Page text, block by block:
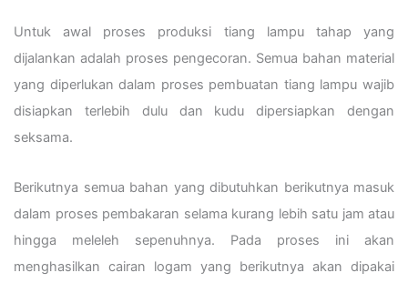
Untuk awal proses produksi tiang lampu tahap yang
dijalankan adalah proses pengecoran. Semua bahan material
yang diperlukan dalam proses pembuatan tiang lampu wajib
disiapkan terlebih dulu dan kudu dipersiapkan dengan
seksama.
Berikutnya semua bahan yang dibutuhkan berikutnya masuk
dalam proses pembakaran selama kurang lebih satu jam atau
hingga meleleh sepenuhnya. Pada proses ini akan
menghasilkan cairan logam yang berikutnya akan dipakai